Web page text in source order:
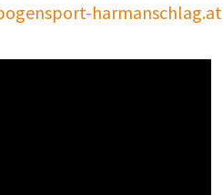
harmanschlag.at